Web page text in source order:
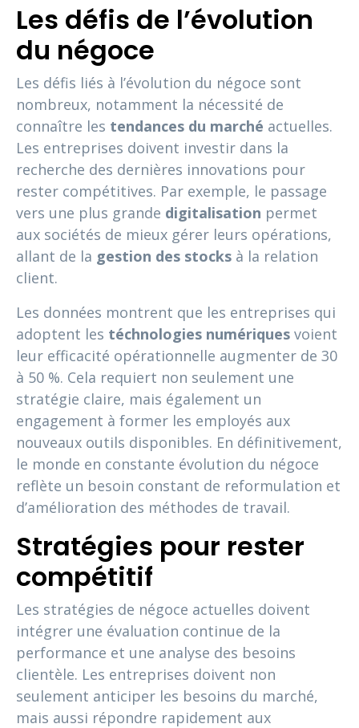
Les défis de l’évolution
du négoce
Les défis liés à l’évolution du négoce sont
nombreux, notamment la nécessité de
connaître les tendances du marché actuelles.
Les entreprises doivent investir dans la
recherche des dernières innovations pour
rester compétitives. Par exemple, le passage
vers une plus grande digitalisation permet
aux sociétés de mieux gérer leurs opérations,
allant de la gestion des stocks à la relation
client.
Les données montrent que les entreprises qui
adoptent les téchnologies numériques voient
leur efficacité opérationnelle augmenter de 30
à 50 %. Cela requiert non seulement une
stratégie claire, mais également un
engagement à former les employés aux
nouveaux outils disponibles. En définitivement,
le monde en constante évolution du négoce
reflète un besoin constant de reformulation et
d’amélioration des méthodes de travail.
Stratégies pour rester
compétitif
Les stratégies de négoce actuelles doivent
intégrer une évaluation continue de la
performance et une analyse des besoins
clientèle. Les entreprises doivent non
seulement anticiper les besoins du marché,
mais aussi répondre rapidement aux